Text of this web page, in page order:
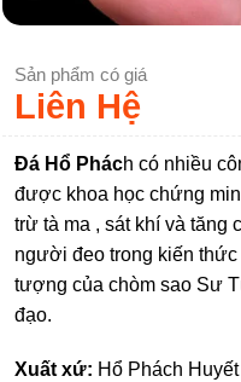
Sản phẩm có giá
Liên Hệ
Đá Hổ Phách có nhiều
được khoa học chứng
trừ tà ma , sát khí và
người đeo trong kiến
tượng của chòm sao Sư
đạo.
Xuất xứ: Hổ Phách